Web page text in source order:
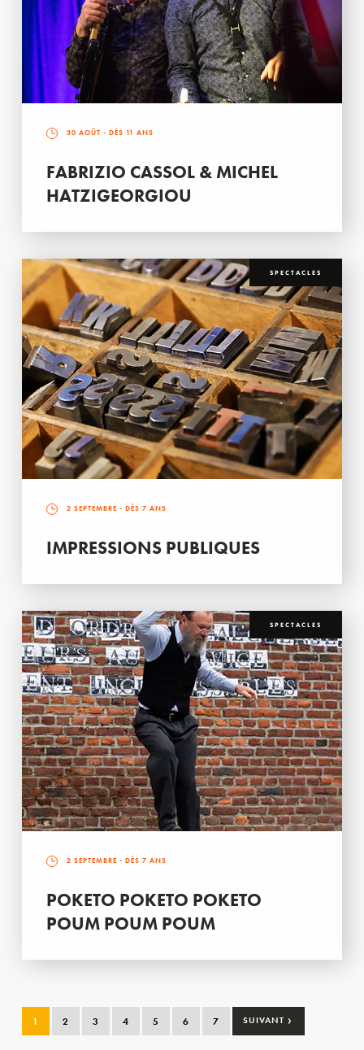
30 AOÛT - DÈS 11 ANS
FABRIZIO CASSOL & MICHEL
HATZIGEORGIOU
SPECTACLES
2 SEPTEMBRE - DÈS 7 ANS
IMPRESSIONS PUBLIQUES
SPECTACLES
2 SEPTEMBRE - DÈS 7 ANS
POKETO POKETO POKETO
POUM POUM POUM
1 2 3 4 5 6 7 SUIVANT ›